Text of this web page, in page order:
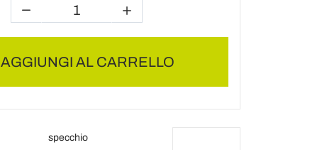
AGGIUNGI AL CARRELLO
specchio